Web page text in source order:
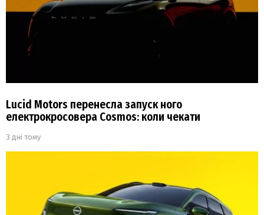
Lucid Motors перенесла запуск ного
електрокросовера Cosmos: коли чекати
3 дні тому